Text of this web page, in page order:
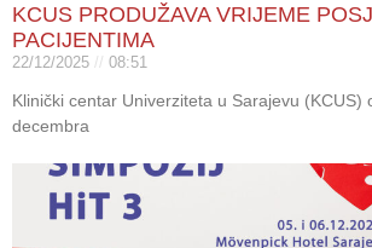
KCUS PRODUŽAVA VRIJEME
PACIJENTIMA
22/12/2025 08:51
Klinički centar Univerziteta u Sarajevu (KCUS)
decembra